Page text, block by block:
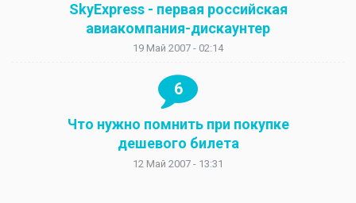
SkyExpress - первая российская
авиакомпания-дискаунтер
19 Май 2007 - 02:14
6
Что нужно помнить при покупке
дешевого билета
12 Май 2007 - 13:31